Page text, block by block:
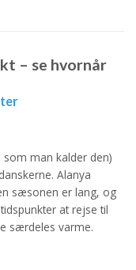
– se hvornår
som man kalder den)
Alanya
sæsonen er lang, og
at rejse til
særdeles varme.